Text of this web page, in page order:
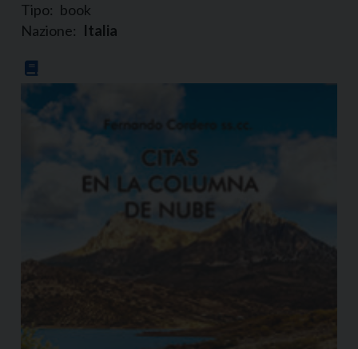
Tipo: book
Nazione: Italia